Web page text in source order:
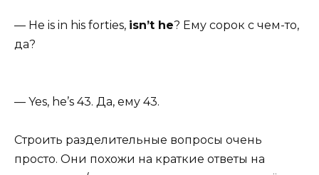
— He is in his forties, isn’t he? Ему сорок с чем-то,
да?
— Yes, he’s 43. Да, ему 43.
Строить разделительные вопросы очень
просто. Они похожи на краткие ответы на